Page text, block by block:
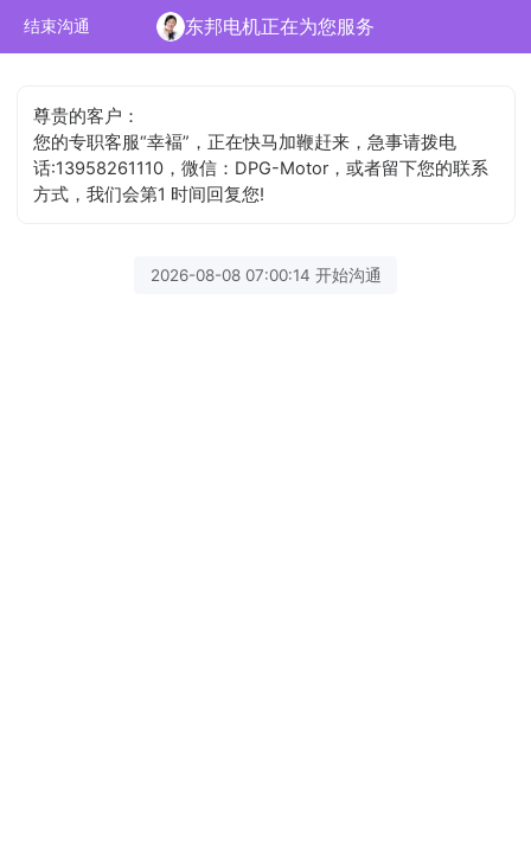
结束沟通 东邦电机正在为您服务
尊贵的客户：
您的专职客服“幸褔”，正在快马加鞭赶来，急事请拨电
话:13958261110，微信：DPG-Motor，或者留下您的联系
方式，我们会第1 时间回复您!
2026-08-08 07:00:14 开始沟通